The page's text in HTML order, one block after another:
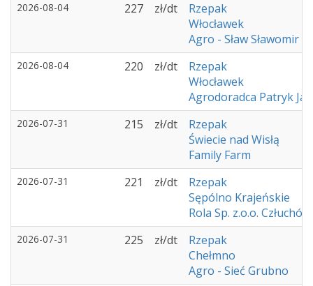
2026-08-04 227 zł/dt
Rzepak
Włocławek
Agro - Sław Sławomir
2026-08-04 220 zł/dt
Rzepak
Włocławek
Agrodoradca Patryk
2026-07-31 215 zł/dt
Rzepak
Świecie nad Wisłą
Family Farm
2026-07-31 221 zł/dt
Rzepak
Sępólno Krajeńskie
Rola Sp. z.o.o. Człuchów
2026-07-31 225 zł/dt
Rzepak
Chełmno
Agro - Sieć Grubno